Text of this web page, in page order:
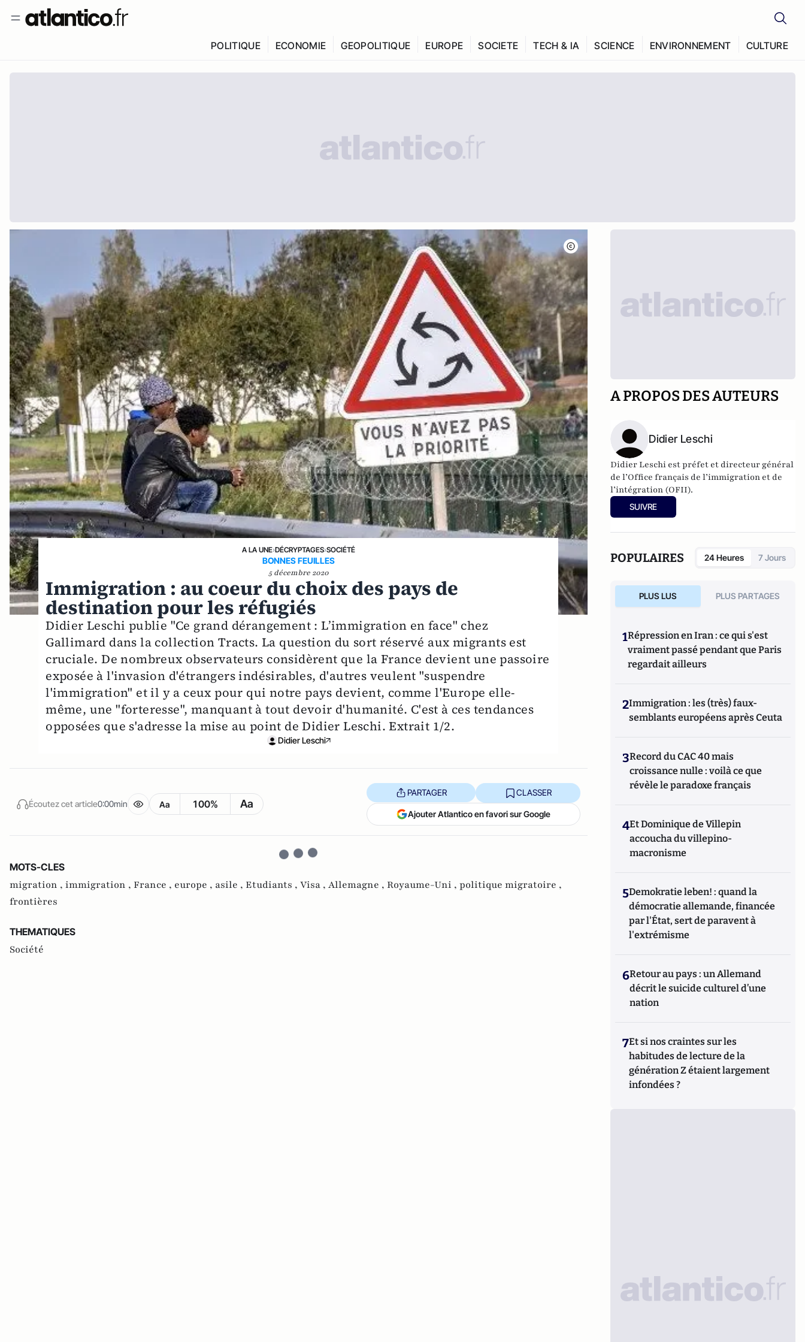
POLITIQUE ECONOMIE GEOPOLITIQUE EUROPE SOCIETE TECH & IA SCIENCE ENVIRONNEMENT CULTURE
A LA UNE›DÉCRYPTAGES›SOCIÉTÉ
BONNES FEUILLES
5 décembre 2020
Immigration : au coeur du choix des pays de
destination pour les réfugiés
Didier Leschi publie "Ce grand dérangement : L’immigration en face" chez
Gallimard dans la collection Tracts. La question du sort réservé aux migrants est
cruciale. De nombreux observateurs considèrent que la France devient une passoire
exposée à l'invasion d'étrangers indésirables, d'autres veulent "suspendre
l'immigration" et il y a ceux pour qui notre pays devient, comme l'Europe elle-
même, une "forteresse", manquant à tout devoir d'humanité. C'est à ces tendances
opposées que s'adresse la mise au point de Didier Leschi. Extrait 1/2.
Didier Leschi
Écoutez cet article0:00min Aa 100% Aa
PARTAGER CLASSER
Ajouter Atlantico en favori sur Google
MOTS-CLES
migration , immigration , France , europe , asile , Etudiants , Visa , Allemagne , Royaume-Uni , politique migratoire ,
frontières
THEMATIQUES
Société
A PROPOS DES AUTEURS
Didier Leschi
Didier Leschi est préfet et directeur général
de l’Office français de l’immigration et de
l’intégration (OFII).
SUIVRE
POPULAIRES 24 Heures 7 Jours
PLUS LUS PLUS PARTAGES
1Répression en Iran : ce qui s'est
vraiment passé pendant que Paris
regardait ailleurs
2Immigration : les (très) faux-
semblants européens après Ceuta
3Record du CAC 40 mais
croissance nulle : voilà ce que
révèle le paradoxe français
4Et Dominique de Villepin
accoucha du villepino-
macronisme
5Demokratie leben! : quand la
démocratie allemande, financée
par l'État, sert de paravent à
l'extrémisme
6Retour au pays : un Allemand
décrit le suicide culturel d’une
nation
7Et si nos craintes sur les
habitudes de lecture de la
génération Z étaient largement
infondées ?